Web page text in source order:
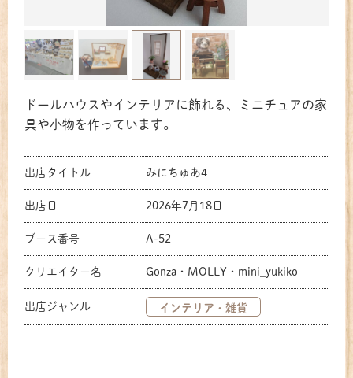
ドールハウスやインテリアに飾れる、ミニチュアの家
具や小物を作っています。
出店タイトル みにちゅあ4
出店日 2026年7月18日
ブース番号 A-52
クリエイター名 Gonza・MOLLY・mini_yukiko
出店ジャンル インテリア・雑貨
共有方法を選択